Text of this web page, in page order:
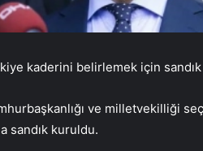
kaderini belirlemek için sandık
ve milletvekilliği
sandık kuruldu.